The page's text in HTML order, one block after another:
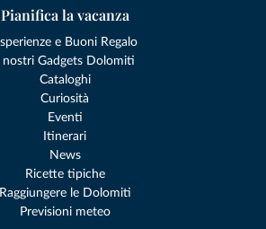
Pianifica la vacanza
e Buoni Regalo
I nostri Gadgets Dolomiti
Cataloghi
Curiosità
Eventi
Itinerari
News
Ricette tipiche
Raggiungere le Dolomiti
Previsioni meteo